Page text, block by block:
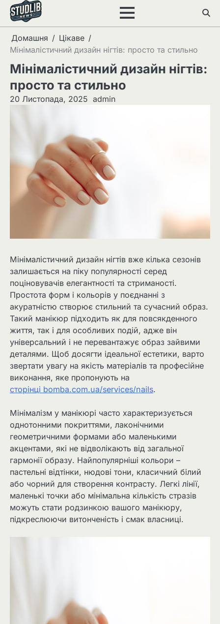
Перейти
вмісту
Домашня
Цікаве
Мінімалістичний дизайн нігтів: просто та стильно
Мінімалістичний дизайн нігтів:
просто та стильно
20 Листопада, 2025 admin
Мінімалістичний дизайн нігтів вже кілька сезонів
залишається на піку популярності серед
поціновувачів елегантності та стриманості.
Простота форм і кольорів у поєднанні з
акуратністю створює стильний та сучасний образ.
Такий манікюр підходить як для повсякденного
життя, так і для особливих подій, адже він
універсальний і не перевантажує образ зайвими
деталями. Щоб досягти ідеальної естетики, варто
звертати увагу на якість матеріалів та професійне
виконання, яке пропонують на
сторінці bomba.com.ua/services/nails.
Мінімалізм у манікюрі часто характеризується
однотонними покриттями, лаконічними
геометричними формами або маленькими
акцентами, які не відволікають від загальної
гармонії образу. Найпопулярніші кольори –
пастельні відтінки, нюдові тони, класичний білий
або чорний для створення контрасту. Легкі лінії,
маленькі точки або мінімальна кількість стразів
можуть стати родзинкою вашого манікюру,
підкреслюючи витонченість і смак власниці.